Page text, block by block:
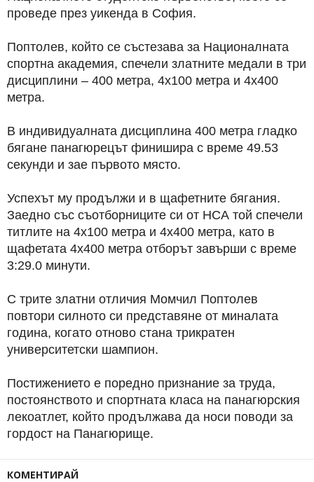
проведе през уикенда в София.
Поптолев, който се състезава за Националната
спортна академия, спечели златните медали в три
дисциплини – 400 метра, 4х100 метра и 4х400
метра.
В индивидуалната дисциплина 400 метра гладко
бягане панагюрецът финишира с време 49.53
секунди и зае първото място.
Успехът му продължи и в щафетните бягания.
Заедно със съотборниците си от НСА той спечели
титлите на 4х100 метра и 4х400 метра, като в
щафетата 4х400 метра отборът завърши с време
3:29.0 минути.
С трите златни отличия Момчил Поптолев
повтори силното си представяне от миналата
година, когато отново стана трикратен
университетски шампион.
Постижението е поредно признание за труда,
постоянството и спортната класа на панагюрския
лекоатлет, който продължава да носи поводи за
гордост на Панагюрище.
КОМЕНТИРАЙ